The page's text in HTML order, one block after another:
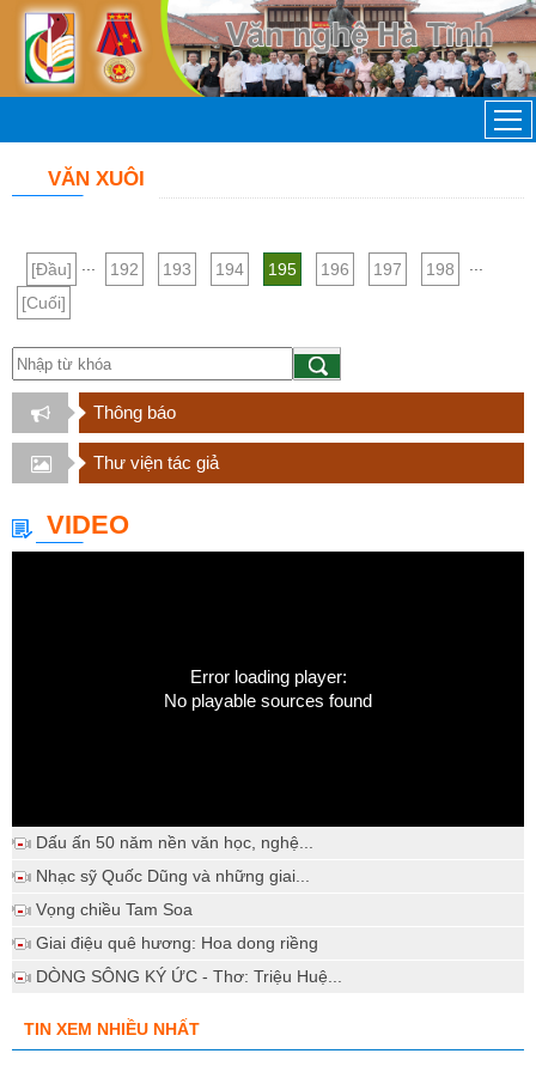
VĂN XUÔI
[Đầu] ... 192 193 194 195 196 197 198
...
[Cuối]
Thông báo
Thư viện tác giả
VIDEO
Error loading player:
No playable sources found
Dấu ấn 50 năm nền văn học, nghệ...
Nhạc sỹ Quốc Dũng và những giai...
Vọng chiều Tam Soa
Giai điệu quê hương: Hoa dong riềng
DÒNG SÔNG KÝ ỨC - Thơ: Triệu Huệ...
TIN XEM NHIỀU NHẤT